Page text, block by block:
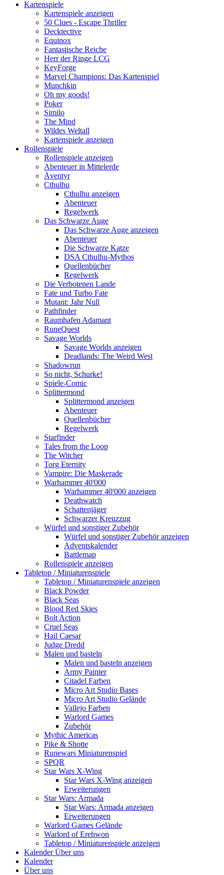
Kartenspiele
Kartenspiele anzeigen
50 Clues - Escape Thriller
Decktective
Equinox
Fantastische Reiche
Herr der Ringe LCG
KeyForge
Marvel Champions: Das Kartenspiel
Munchkin
Oh my goods!
Poker
Similo
The Mind
Wildes Weltall
Kartenspiele anzeigen
Rollenspiele
Rollenspiele anzeigen
Abenteuer in Mittelerde
Äventyr
Cthulhu
Cthulhu anzeigen
Abenteuer
Regelwerk
Das Schwarze Auge
Das Schwarze Auge anzeigen
Abenteuer
Die Schwarze Katze
DSA Cthulhu-Mythos
Quellenbücher
Regelwerk
Die Verbotenen Lande
Fate und Turbo Fate
Mutant: Jahr Null
Pathfinder
Raumhafen Adamant
RuneQuest
Savage Worlds
Savage Worlds anzeigen
Deadlands: The Weird West
Shadowrun
So nicht, Schurke!
Spiele-Comic
Splittermond
Splittermond anzeigen
Abenteuer
Quellenbücher
Regelwerk
Starfinder
Tales from the Loop
The Witcher
Torg Eternity
Vampire: Die Maskerade
Warhammer 40'000
Warhammer 40'000 anzeigen
Deathwatch
Schattenjäger
Schwarzer Kreuzzug
Würfel und sonstiger Zubehör
Würfel und sonstiger Zubehör anzeigen
Adventskalender
Battlemap
Rollenspiele anzeigen
Tabletop / Miniaturenspiele
Tabletop / Miniaturenspiele anzeigen
Black Powder
Black Seas
Blood Red Skies
Bolt Action
Cruel Seas
Hail Caesar
Judge Dredd
Malen und basteln
Malen und basteln anzeigen
Army Painter
Citadel Farben
Micro Art Studio Bases
Micro Art Studio Gelände
Vallejo Farben
Warlord Games
Zubehör
Mythic Americas
Pike & Shotte
Runewars Miniaturenspiel
SPQR
Star Wars X-Wing
Star Wars X-Wing anzeigen
Erweiterungen
Star Wars: Armada
Star Wars: Armada anzeigen
Erweiterungen
Warlord Games Gelände
Warlord of Erehwon
Tabletop / Miniaturenspiele anzeigen
KalenderÜber uns
Kalender
Über uns